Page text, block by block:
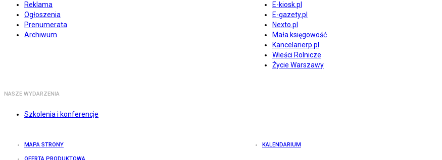
Reklama
Ogłoszenia
Prenumerata
Archiwum
E-kiosk.pl
E-gazety.pl
Nexto.pl
Mała księgowość
Kancelarierp.pl
Wieści Rolnicze
Życie Warszawy
NASZE WYDARZENIA
Szkolenia i konferencje
MAPA STRONY KALENDARIUM